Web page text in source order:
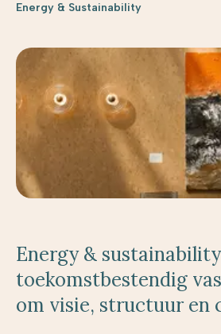
Energy & Sustainability
Energy &
toekomstbestendig
om visie, structuur en